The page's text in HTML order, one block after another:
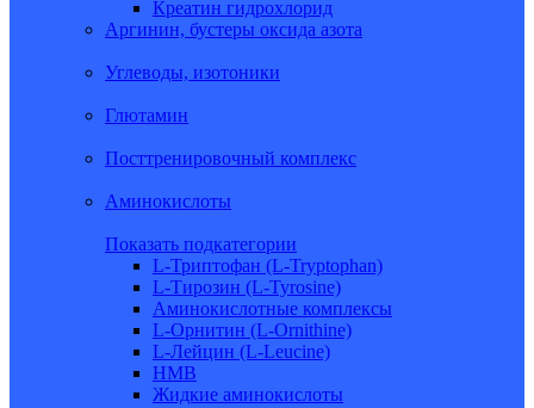
Креатин гидрохлорид
Аргинин, бустеры оксида азота
Углеводы, изотоники
Глютамин
Посттренировочный комплекс
Аминокислоты
Показать подкатегории
L-Триптофан (L-Tryptophan)
L-Тирозин (L-Tyrosine)
Аминокислотные комплексы
L-Орнитин (L-Ornithine)
L-Лейцин (L-Leucine)
HMB
Жидкие аминокислоты